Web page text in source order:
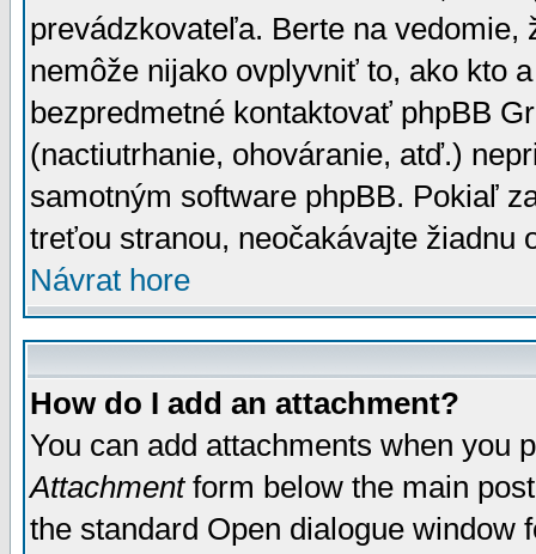
prevádzkovateľa. Berte na vedomie,
nemôže nijako ovplyvniť to, ako kto
bezpredmetné kontaktovať phpBB
(nactiutrhanie, ohováranie, atď.)
samotným software phpBB. Pokiaľ
treťou stranou, neočakávajte žiadnu
Návrat hore
How do I add an attachment?
You can add attachments when you
Attachmentform below the main
the standard Open dialogue window